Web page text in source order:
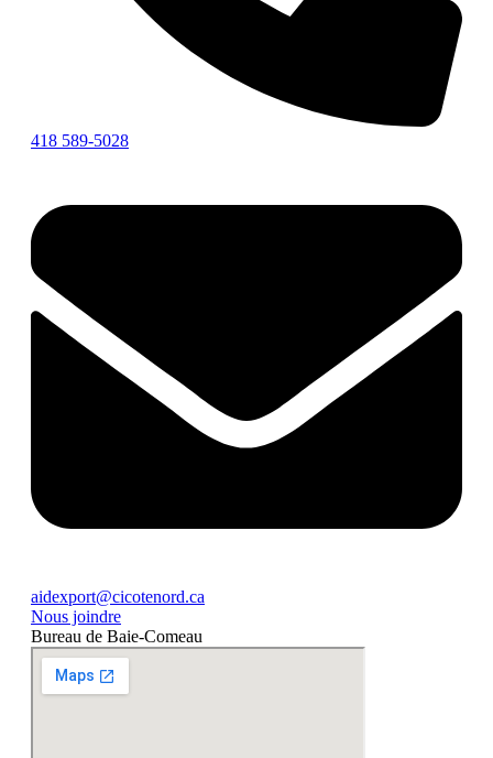
418 589-5028
aidexport@cicotenord.ca
Nous joindre
Bureau de Baie-Comeau